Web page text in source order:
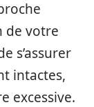
de votre
s’assurer
intactes,
excessive.